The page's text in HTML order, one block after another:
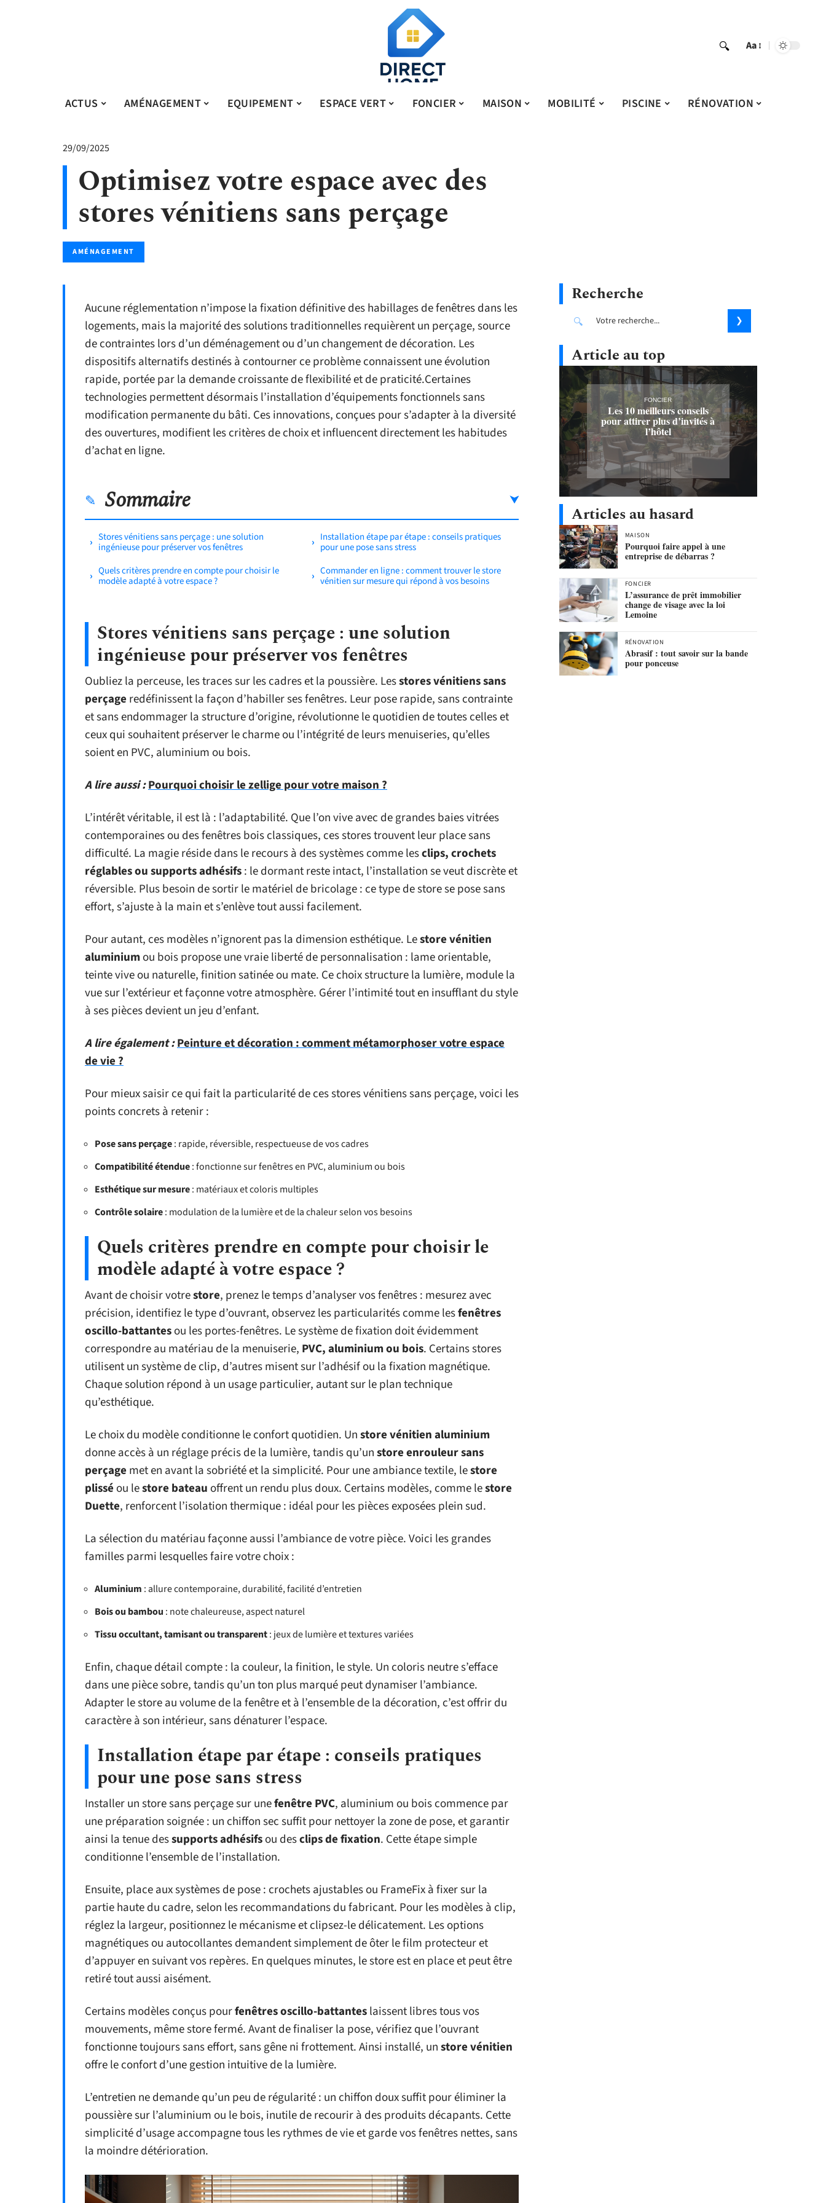
Aa
ACTUS AMÉNAGEMENT EQUIPEMENT ESPACE VERT FONCIER MAISON MOBILITÉ PISCINE RÉNOVATION
29/09/2025
Optimisez votre espace avec des
stores vénitiens sans perçage
AMÉNAGEMENT
Aucune réglementation n’impose la fixation définitive des habillages de fenêtres dans les
logements, mais la majorité des solutions traditionnelles requièrent un perçage, source
de contraintes lors d’un déménagement ou d’un changement de décoration. Les
dispositifs alternatifs destinés à contourner ce problème connaissent une évolution
rapide, portée par la demande croissante de flexibilité et de praticité.Certaines
technologies permettent désormais l’installation d’équipements fonctionnels sans
modification permanente du bâti. Ces innovations, conçues pour s’adapter à la diversité
des ouvertures, modifient les critères de choix et influencent directement les habitudes
d’achat en ligne.
Sommaire
Stores vénitiens sans perçage : une solution
ingénieuse pour préserver vos fenêtres
Quels critères prendre en compte pour choisir le
modèle adapté à votre espace ?
Installation étape par étape : conseils pratiques
pour une pose sans stress
Commander en ligne : comment trouver le store
vénitien sur mesure qui répond à vos besoins
Stores vénitiens sans perçage : une solution
ingénieuse pour préserver vos fenêtres
Oubliez la perceuse, les traces sur les cadres et la poussière. Lesstores vénitiens sans
perçage redéfinissent la façon d’habiller ses fenêtres. Leur pose rapide, sans contrainte
et sans endommager la structure d’origine, révolutionne le quotidien de toutes celles et
ceux qui souhaitent préserver le charme ou l’intégrité de leurs menuiseries, qu’elles
soient en PVC, aluminium ou bois.
A lire aussi :Pourquoi choisir le zellige pour votre maison ?
L’intérêt véritable, il est là : l’adaptabilité. Que l’on vive avec de grandes baies vitrées
contemporaines ou des fenêtres bois classiques, ces stores trouvent leur place sans
difficulté. La magie réside dans le recours à des systèmes comme lesclips, crochets
réglables ou supports adhésifs: le dormant reste intact, l’installation se veut discrète et
réversible. Plus besoin de sortir le matériel de bricolage : ce type de store se pose sans
effort, s’ajuste à la main et s’enlève tout aussi facilement.
Pour autant, ces modèles n’ignorent pas la dimension esthétique. Lestore vénitien
aluminiumou bois propose une vraie liberté de personnalisation : lame orientable,
teinte vive ou naturelle, finition satinée ou mate. Ce choix structure la lumière, module la
vue sur l’extérieur et façonne votre atmosphère. Gérer l’intimité tout en insufflant du style
à ses pièces devient un jeu d’enfant.
A lire également :Peinture et décoration : comment métamorphoser votre espace
de vie ?
Pour mieux saisir ce qui fait la particularité de ces stores vénitiens sans perçage, voici les
points concrets à retenir :
Pose sans perçage: rapide, réversible, respectueuse de vos cadres
Compatibilité étendue: fonctionne sur fenêtres en PVC, aluminium ou bois
Esthétique sur mesure: matériaux et coloris multiples
Contrôle solaire: modulation de la lumière et de la chaleur selon vos besoins
Quels critères prendre en compte pour choisir le
modèle adapté à votre espace ?
Avant de choisir votrestore, prenez le temps d’analyser vos fenêtres : mesurez avec
précision, identifiez le type d’ouvrant, observez les particularités comme lesfenêtres
oscillo-battantesou les portes-fenêtres. Le système de fixation doit évidemment
correspondre au matériau de la menuiserie, PVC, aluminium ou bois. Certains stores
utilisent un système de clip, d’autres misent sur l’adhésif ou la fixation magnétique.
Chaque solution répond à un usage particulier, autant sur le plan technique
qu’esthétique.
Le choix du modèle conditionne le confort quotidien. Unstore vénitien aluminium
donne accès à un réglage précis de la lumière, tandis qu’unstore enrouleur sans
perçage met en avant la sobriété et la simplicité. Pour une ambiance textile, lestore
plissé ou lestore bateau offrent un rendu plus doux. Certains modèles, comme lestore
Duette, renforcent l’isolation thermique : idéal pour les pièces exposées plein sud.
La sélection du matériau façonne aussi l’ambiance de votre pièce. Voici les grandes
familles parmi lesquelles faire votre choix :
Aluminium : allure contemporaine, durabilité, facilité d’entretien
Bois ou bambou : note chaleureuse, aspect naturel
Tissu occultant, tamisant ou transparent: jeux de lumière et textures variées
Enfin, chaque détail compte : la couleur, la finition, le style. Un coloris neutre s’efface
dans une pièce sobre, tandis qu’un ton plus marqué peut dynamiser l’ambiance.
Adapter le store au volume de la fenêtre et à l’ensemble de la décoration, c’est offrir du
caractère à son intérieur, sans dénaturer l’espace.
Installation étape par étape : conseils pratiques
pour une pose sans stress
Installer un store sans perçage sur unefenêtre PVC, aluminium ou bois commence par
une préparation soignée : un chiffon sec suffit pour nettoyer la zone de pose, et garantir
ainsi la tenue dessupports adhésifsou desclips de fixation. Cette étape simple
conditionne l’ensemble de l’installation.
Ensuite, place aux systèmes de pose : crochets ajustables ou FrameFix à fixer sur la
partie haute du cadre, selon les recommandations du fabricant. Pour les modèles à clip,
réglez la largeur, positionnez le mécanisme et clipsez-le délicatement. Les options
magnétiques ou autocollantes demandent simplement de ôter le film protecteur et
d’appuyer en suivant vos repères. En quelques minutes, le store est en place et peut être
retiré tout aussi aisément.
Certains modèles conçus pourfenêtres oscillo-battanteslaissent libres tous vos
mouvements, même store fermé. Avant de finaliser la pose, vérifiez que l’ouvrant
fonctionne toujours sans effort, sans gêne ni frottement. Ainsi installé, unstore vénitien
offre le confort d’une gestion intuitive de la lumière.
L’entretien ne demande qu’un peu de régularité : un chiffon doux suffit pour éliminer la
poussière sur l’aluminium ou le bois, inutile de recourir à des produits décapants. Cette
simplicité d’usage accompagne tous les rythmes de vie et garde vos fenêtres nettes, sans
la moindre détérioration.
Recherche
Article au top
FONCIER
Les 10 meilleurs conseils
pour attirer plus d’invités à
l’hôtel
Articles au hasard
MAISON
Pourquoi faire appel à une
entreprise de débarras ?
FONCIER
L’assurance de prêt immobilier
change de visage avec la loi
Lemoine
RÉNOVATION
Abrasif : tout savoir sur la bande
pour ponceuse